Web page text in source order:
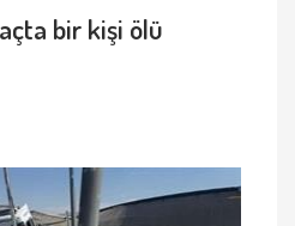
bir kişi ölü